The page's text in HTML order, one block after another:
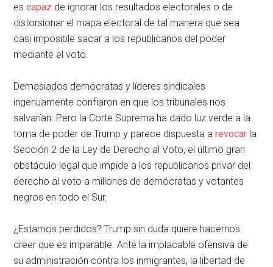
escapaz de ignorar los resultados electorales o de
distorsionar el mapa electoral de tal manera que sea
casi imposible sacar a los republicanos del poder
mediante el voto.
Demasiados demócratas y líderes sindicales
ingenuamente confiaron en que los tribunales nos
salvarían. Pero la Corte Suprema ha dado luz verde a la
toma de poder de Trump y parece dispuesta arevocar la
Sección 2 de la Ley de Derecho al Voto, el último gran
obstáculo legal que impide a los republicanos privar del
derecho al voto a millones de demócratas y votantes
negros en todo el Sur.
¿Estamos perdidos? Trump sin duda quiere hacernos
creer que es imparable. Ante la implacable ofensiva de
su administración contra los inmigrantes, la libertad de